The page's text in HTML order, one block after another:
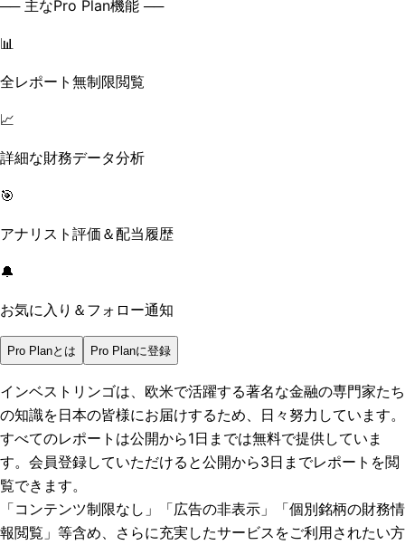
── 主なPro Plan機能 ──
📊
全レポート無制限閲覧
📈
詳細な財務データ分析
🎯
アナリスト評価＆配当履歴
🔔
お気に入り＆フォロー通知
Pro Planとは Pro Planに登録
インベストリンゴは、欧米で活躍する著名な金融の専門家たち
の知識を日本の皆様にお届けするため、日々努力しています。
すべてのレポートは公開から1日までは無料で提供していま
す。会員登録していただけると公開から3日までレポートを閲
覧できます。
「コンテンツ制限なし」「広告の非表示」「個別銘柄の財務情
報閲覧」 等含め、さらに充実したサービスをご利用されたい方